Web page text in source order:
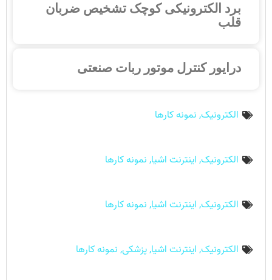
برد الکترونیکی کوچک تشخیص ضربان
قلب
درایور کنترل موتور ربات صنعتی
الکترونیک,نمونه کارها
الکترونیک,اینترنت اشیا,نمونه کارها
الکترونیک,اینترنت اشیا,نمونه کارها
الکترونیک,اینترنت اشیا,پزشکی,نمونه کارها